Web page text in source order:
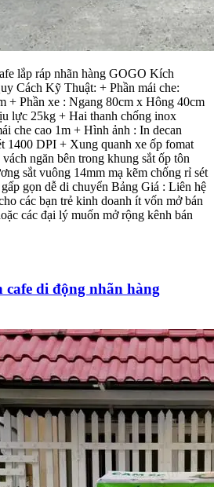
lắp ráp nhãn hàng GOGO Kích
Cách Kỹ Thuật: + Phần mái che:
+ Phần xe : Ngang 80cm x Hông 40cm
lực 25kg + Hai thanh chống inox
che cao 1m + Hình ảnh : In decan
1400 DPI + Xung quanh xe ốp fomat
ngăn bên trong khung sắt ốp tôn
sắt vuông 14mm mạ kẽm chống rỉ sét
gọn dễ di chuyển Bảng Giá : Liên hệ
các bạn trẻ kinh doanh ít vốn mở bán
các đại lý muốn mở rộng kênh bán
cafe di động nhãn hàng